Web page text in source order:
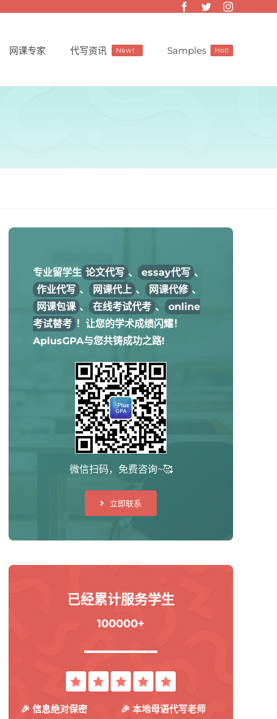
网课专家 代写资讯 New！ Samples Hot!
专业留学生 论文代写 、 essay代写 、
作业代写 、 网课代上 、 网课代修 、
网课包课 、 在线考试代考 、
online
考试替考 ！让您的学术成绩闪耀！
AplusGPA与您共铸成功之路!
微信扫码，免费咨询~🥰
立即联系
已经累计服务学生
100000+
🎉 信息绝对保密
🎉 本地母语代写老师